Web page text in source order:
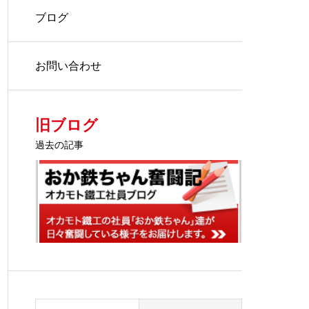
ブログ
お問い合わせ
旧ブログ
過去の記事